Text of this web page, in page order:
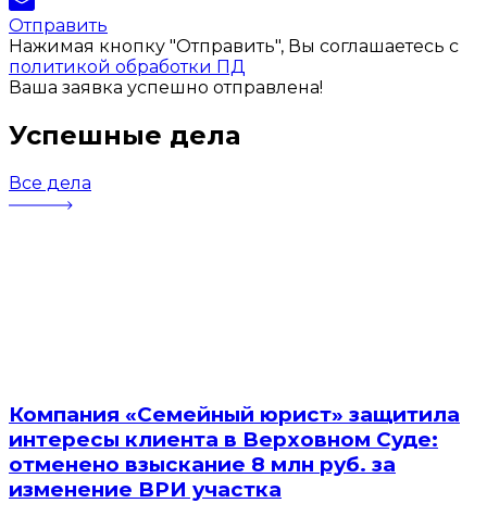
Отправить
Нажимая кнопку "Отправить", Вы соглашаетесь с
политикой обработки ПД
Ваша заявка успешно отправлена!
Успешные дела
Все дела
Компания «Семейный юрист» защитила
интересы клиента в Верховном Суде:
отменено взыскание 8 млн руб. за
изменение ВРИ участка